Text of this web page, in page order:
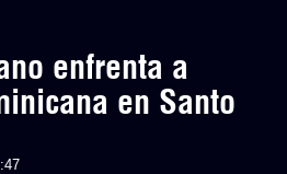
enfrenta a
en Santo